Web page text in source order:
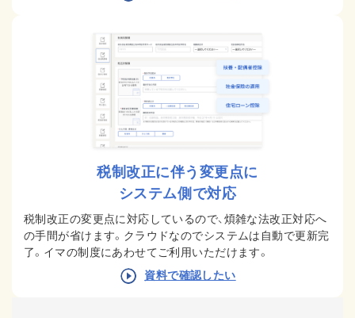
税制改正に伴う変更点に
システム側で対応
税制改正の変更点に対応しているので、煩雑な法改正対応へ
の手間が省けます。 クラウドなのでシステムは自動で更新完
了。イマの制度にあわせてご利用いただけます。
資料で確認したい